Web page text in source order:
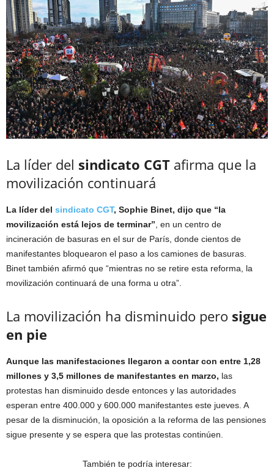
La líder del sindicato CGT afirma que la
movilización continuará
La líder del sindicato CGT, Sophie Binet, dijo que “la
movilización está lejos de terminar” , en un centro de
incineración de basuras en el sur de París, donde cientos de
manifestantes bloquearon el paso a los camiones de basuras.
Binet también afirmó que “mientras no se retire esta reforma, la
movilización continuará de una forma u otra”.
La movilización ha disminuido pero sigue
en pie
Aunque las manifestaciones llegaron a contar con entre 1,28
millones y 3,5 millones de manifestantes en marzo, las
protestas han disminuido desde entonces y las autoridades
esperan entre 400.000 y 600.000 manifestantes este jueves. A
pesar de la disminución, la oposición a la reforma de las pensiones
sigue presente y se espera que las protestas continúen.
También te podría interesar: